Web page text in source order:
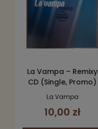
La Vampa – Remixy
CD (Single, Promo)
La Vampa
10,00 zł